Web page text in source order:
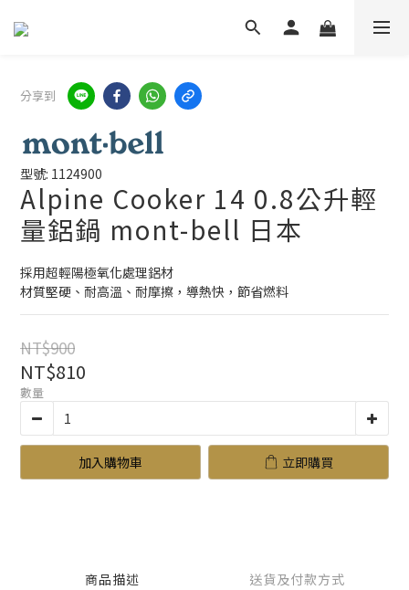
分享到
型號: 1124900
Alpine Cooker 14 0.8公升輕
量鋁鍋 mont-bell 日本
採用超輕陽極氧化處理鋁材
材質堅硬、耐高溫、耐摩擦，導熱快，節省燃料
NT$900
NT$810
數量
加入購物車 立即購買
商品描述 送貨及付款方式